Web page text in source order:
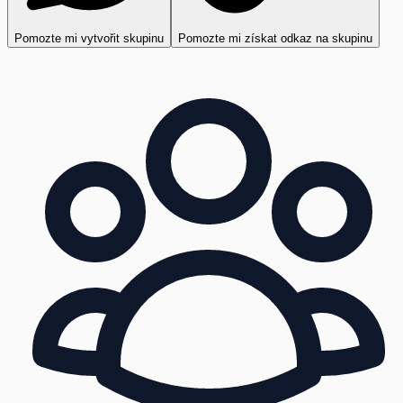
Pomozte mi vytvořit skupinu Pomozte mi získat odkaz na skupinu